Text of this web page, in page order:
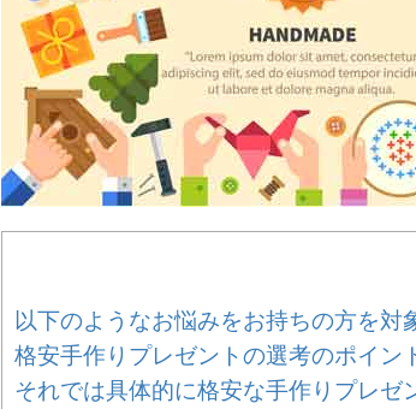
以下のようなお悩みをお持ちの方を対
格安手作りプレゼントの選考のポイン
それでは具体的に格安な手作りプレゼ